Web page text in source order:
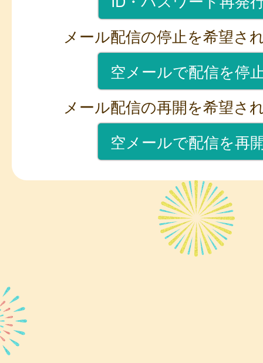
メール配信の停止を希望さ
空メールで配信を停
メール配信の再開を希望さ
空メールで配信を再